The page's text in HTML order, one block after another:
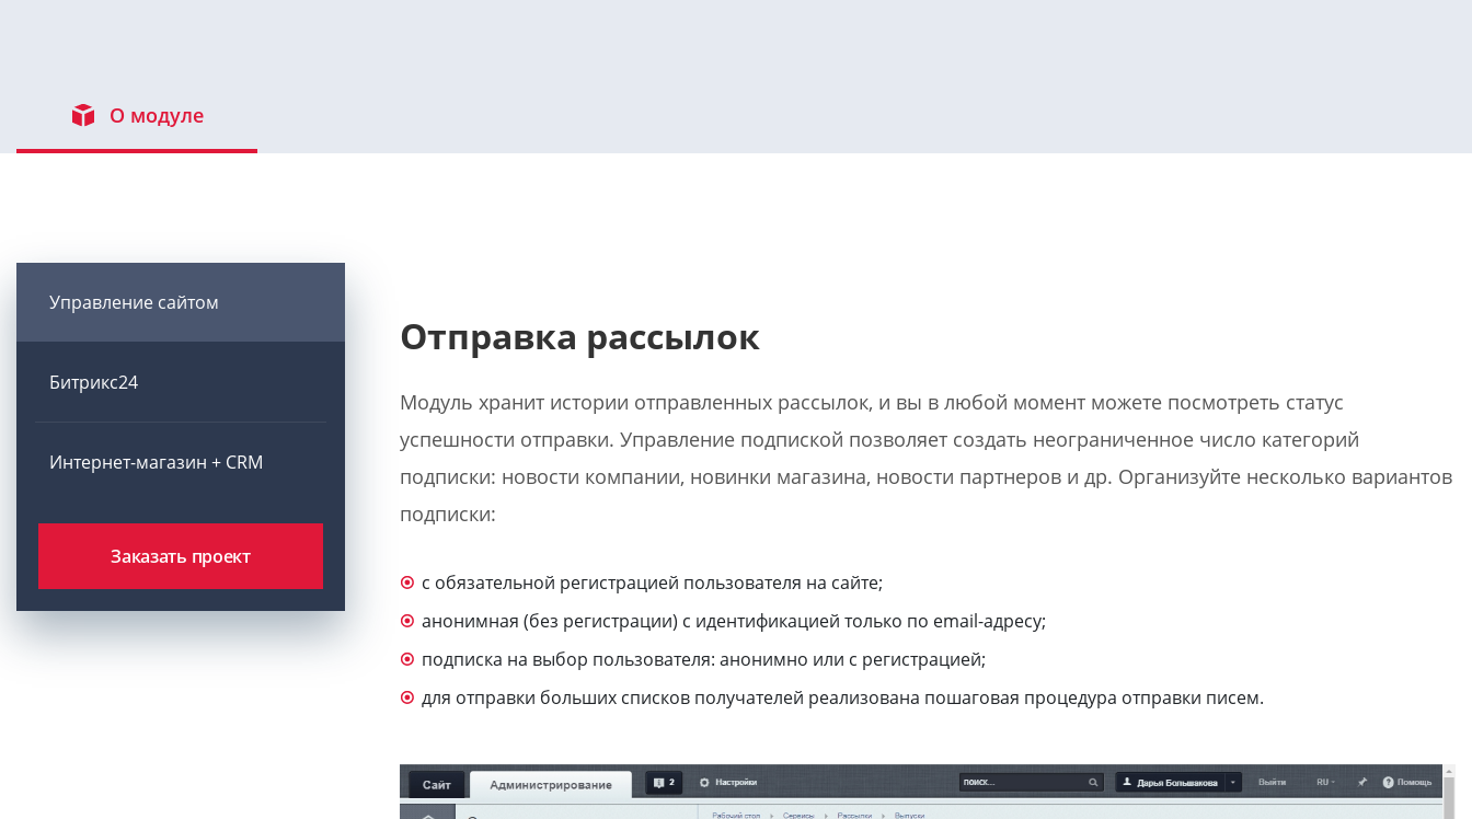
О модуле
Управление сайтом
Битрикс24
Интернет-магазин + CRM
Заказать проект
Отправка рассылок
Модуль хранит истории отправленных рассылок, и вы в любой момент можете посмотреть статус
успешности отправки. Управление подпиской позволяет создать неограниченное число категорий
подписки: новости компании, новинки магазина, новости партнеров и др. Организуйте несколько вариантов
подписки:
с обязательной регистрацией пользователя на сайте;
анонимная (без регистрации) с идентификацией только по email-адресу;
подписка на выбор пользователя: анонимно или с регистрацией;
для отправки больших списков получателей реализована пошаговая процедура отправки писем.